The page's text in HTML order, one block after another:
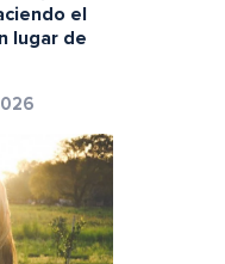
el
lugar de